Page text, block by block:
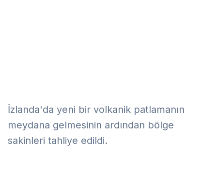
İzlanda'da yeni bir volkanik patlamanın
meydana gelmesinin ardından bölge
sakinleri tahliye edildi.